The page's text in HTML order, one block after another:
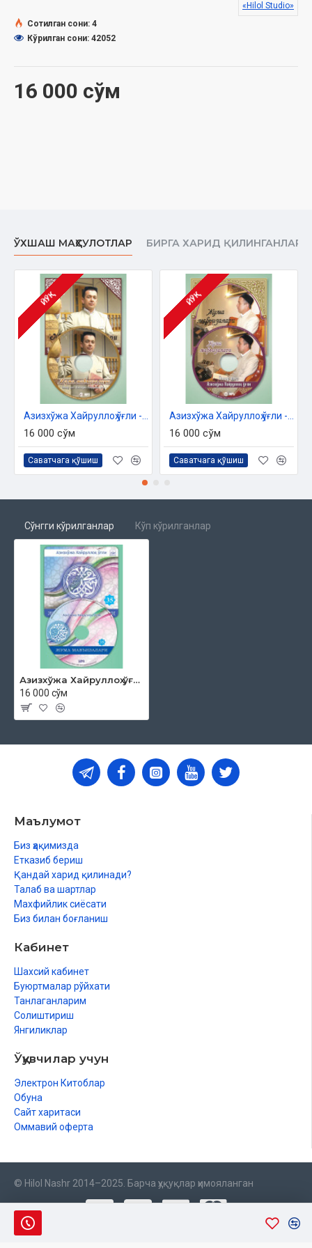
16 000 сўм
«Hilol Studio»
Сотилган сони: 4
Кўрилган сони: 42052
ЎХШАШ МАҲСУЛОТЛАР БИРГА ХАРИД ҚИЛИНГАНЛАР
ЙЎҚ
16 000 сўм
Саватчага қўшиш
ЙЎҚ
16 000 сўм
Саватчага қўшиш
Сўнгги кўрилганлар Кўп кўрилганлар
Азизхўжа Хайруллоҳ ўғли - «Жума мавъизалари» 35-диск (МР3)
16 000 сўм
Маълумот
Биз ҳақимизда
Етказиб бериш
Қандай харид қилинади?
Талаб ва шартлар
Махфийлик сиёсати
Биз билан боғланиш
Кабинет
Шахсий кабинет
Буюртмалар рўйхати
Танлаганларим
Солиштириш
Янгиликлар
Ўқувчилар учун
Электрон Китоблар
Обуна
Сайт харитаси
Оммавий оферта
© Hilol Nashr 2014–2025. Барча ҳуқуқлар ҳимояланган